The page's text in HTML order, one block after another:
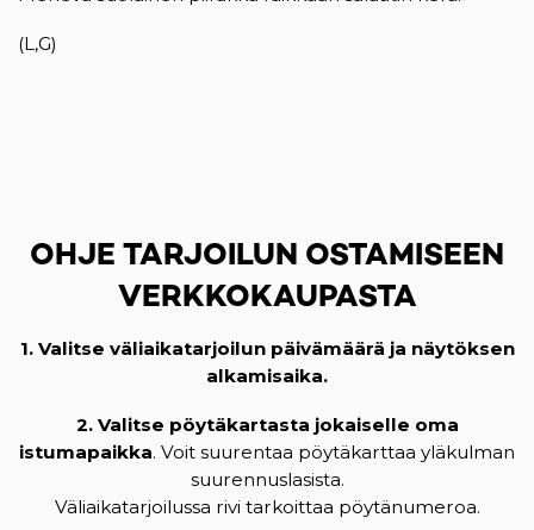
(L,G)
OHJE TARJOILUN OSTAMISEEN
VERKKOKAUPASTA
1. Valitse väliaikatarjoilun päivämäärä ja näytöksen
alkamisaika.
2. Valitse pöytäkartasta jokaiselle oma
istumapaikka. Voit suurentaa pöytäkarttaa yläkulman
suurennuslasista.
Väliaikatarjoilussa rivi tarkoittaa pöytänumeroa.